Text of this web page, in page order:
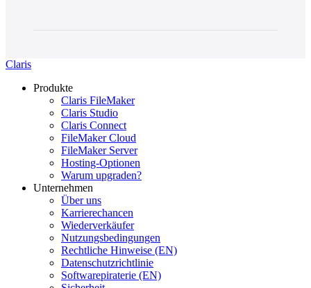
Claris
Produkte
Claris FileMaker
Claris Studio
Claris Connect
FileMaker Cloud
FileMaker Server
Hosting-Optionen
Warum upgraden?
Unternehmen
Über uns
Karrierechancen
Wiederverkäufer
Nutzungsbedingungen
Rechtliche Hinweise (EN)
Datenschutzrichtlinie
Softwarepiraterie (EN)